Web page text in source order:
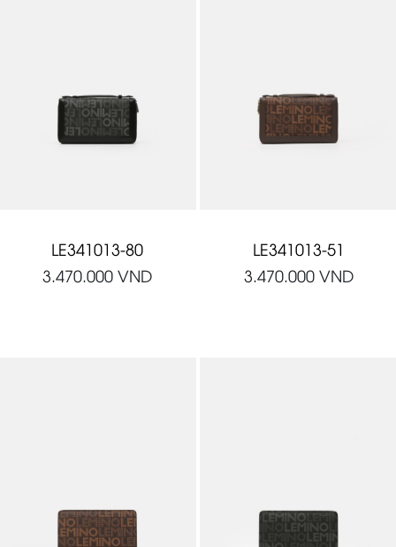
LE341013-80
3.470.000 VND
LE341013-51
3.470.000 VND